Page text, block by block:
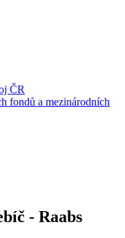
ČR
fondů a mezinárodních
- Raabs